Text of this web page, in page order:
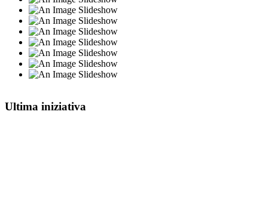
Ultima iniziativa